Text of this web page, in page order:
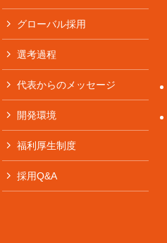
グローバル採用
選考過程
代表からのメッセージ
開発環境
福利厚生制度
採用Q&A